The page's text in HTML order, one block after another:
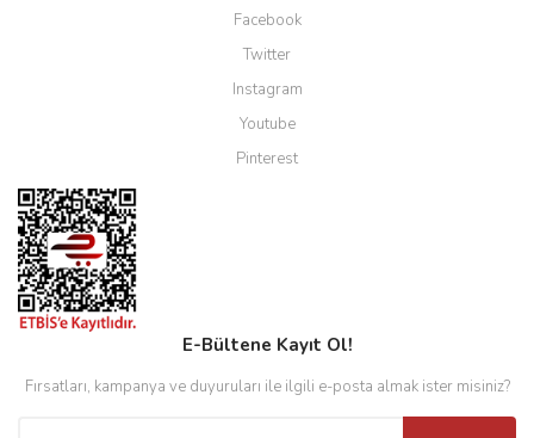
Facebook
Twitter
Instagram
Youtube
Pinterest
E-Bültene Kayıt Ol!
Fırsatları, kampanya ve duyuruları ile ilgili e-posta almak ister misiniz?